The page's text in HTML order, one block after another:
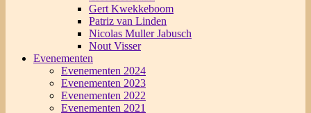
Gert Kwekkeboom
Patriz van Linden
Nicolas Muller Jabusch
Nout Visser
Evenementen
Evenementen 2024
Evenementen 2023
Evenementen 2022
Evenementen 2021